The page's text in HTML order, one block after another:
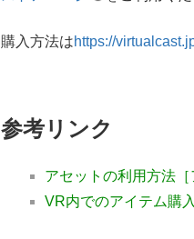
購入方法はhttps://
参考リンク
アセットの利用方法［
VR内でのアイテム購